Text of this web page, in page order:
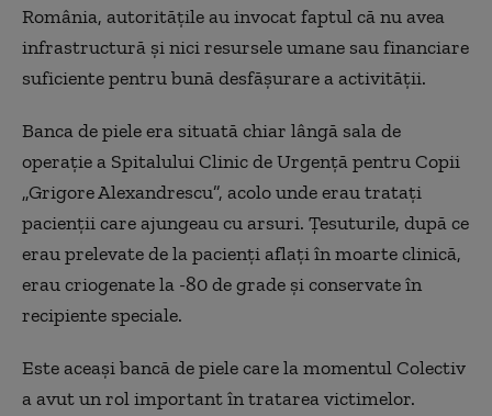
România, autorităţile au invocat faptul că nu avea
infrastructură şi nici resursele umane sau financiare
suficiente pentru bună desfăşurare a activităţii.
Banca de piele era situată chiar lângă sala de
operaţie a Spitalului Clinic de Urgenţă pentru Copii
„Grigore Alexandrescu”, acolo unde erau trataţi
pacienţii care ajungeau cu arsuri. Ţesuturile, după ce
erau prelevate de la pacienţi aflaţi în moarte clinică,
erau criogenate la -80 de grade şi conservate în
recipiente speciale.
Este aceaşi bancă de piele care la momentul Colectiv
a avut un rol important în tratarea victimelor.